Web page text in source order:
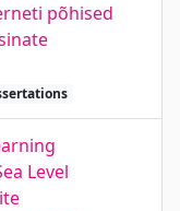
põhised
Level